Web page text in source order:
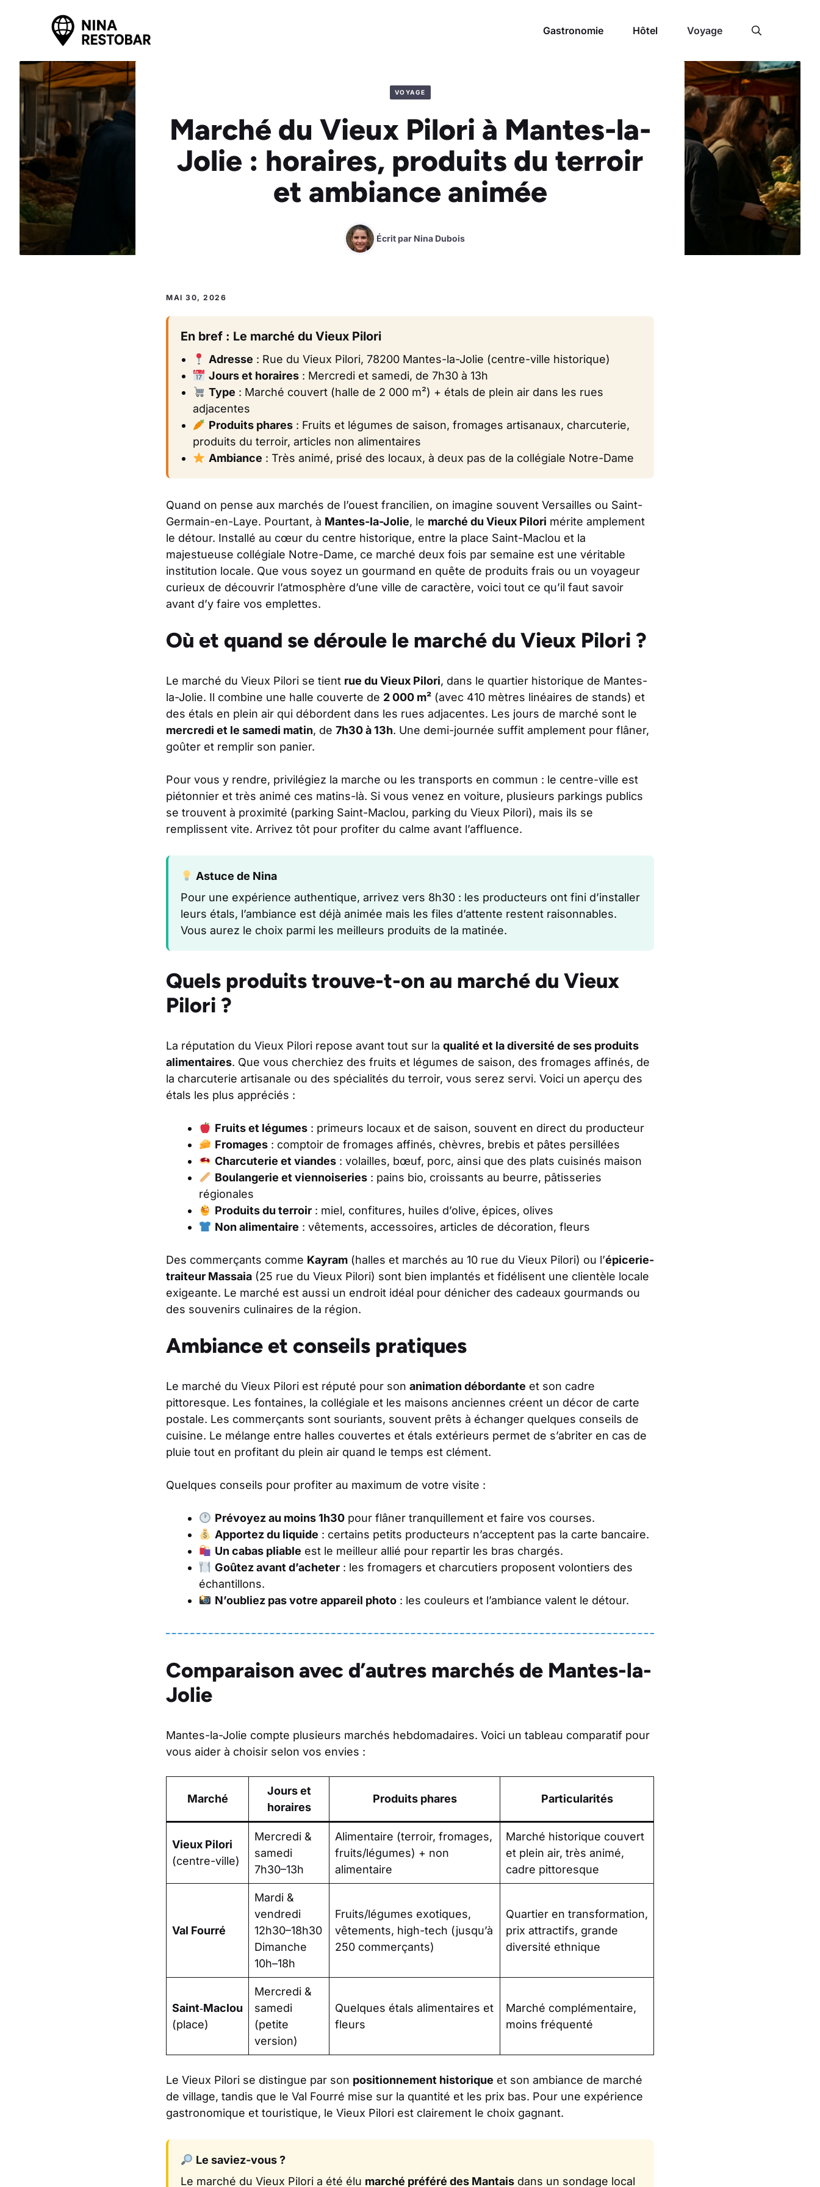
Gastronomie Hôtel Voyage
VOYAGE
Marché du Vieux Pilori à Mantes-la-
Jolie : horaires, produits du terroir
et ambiance animée
Écrit par Nina Dubois
MAI 30, 2026
En bref : Le marché du Vieux Pilori
Adresse : Rue du Vieux Pilori, 78200 Mantes-la-Jolie (centre-ville historique)
Jours et horaires: Mercredi et samedi, de 7h30 à 13h
Type : Marché couvert (halle de 2 000 m²) + étals de plein air dans les rues
adjacentes
Produits phares: Fruits et légumes de saison, fromages artisanaux, charcuterie,
produits du terroir, articles non alimentaires
Ambiance : Très animé, prisé des locaux, à deux pas de la collégiale Notre-Dame
Quand on pense aux marchés de l’ouest francilien, on imagine souvent Versailles ou Saint-
Germain-en-Laye. Pourtant, à Mantes-la-Jolie, le marché du Vieux Pilori mérite amplement
le détour. Installé au cœur du centre historique, entre la place Saint-Maclou et la
majestueuse collégiale Notre-Dame, ce marché deux fois par semaine est une véritable
institution locale. Que vous soyez un gourmand en quête de produits frais ou un voyageur
curieux de découvrir l’atmosphère d’une ville de caractère, voici tout ce qu’il faut savoir
avant d’y faire vos emplettes.
Où et quand se déroule le marché du Vieux Pilori ?
Le marché du Vieux Pilori se tient rue du Vieux Pilori, dans le quartier historique de Mantes-
la-Jolie. Il combine une halle couverte de 2 000 m² (avec 410 mètres linéaires de stands) et
des étals en plein air qui débordent dans les rues adjacentes. Les jours de marché sont le
mercredi et le samedi matin, de 7h30 à 13h. Une demi-journée suffit amplement pour flâner,
goûter et remplir son panier.
Pour vous y rendre, privilégiez la marche ou les transports en commun : le centre-ville est
piétonnier et très animé ces matins-là. Si vous venez en voiture, plusieurs parkings publics
se trouvent à proximité (parking Saint-Maclou, parking du Vieux Pilori), mais ils se
remplissent vite. Arrivez tôt pour profiter du calme avant l’affluence.
Astuce de Nina
Pour une expérience authentique, arrivez vers 8h30 : les producteurs ont fini d’installer
leurs étals, l’ambiance est déjà animée mais les files d’attente restent raisonnables.
Vous aurez le choix parmi les meilleurs produits de la matinée.
Quels produits trouve-t-on au marché du Vieux
Pilori ?
La réputation du Vieux Pilori repose avant tout sur la qualité et la diversité de ses produits
alimentaires. Que vous cherchiez des fruits et légumes de saison, des fromages affinés, de
la charcuterie artisanale ou des spécialités du terroir, vous serez servi. Voici un aperçu des
étals les plus appréciés :
Fruits et légumes: primeurs locaux et de saison, souvent en direct du producteur
Fromages: comptoir de fromages affinés, chèvres, brebis et pâtes persillées
Charcuterie et viandes: volailles, bœuf, porc, ainsi que des plats cuisinés maison
Boulangerie et viennoiseries: pains bio, croissants au beurre, pâtisseries
régionales
Produits du terroir: miel, confitures, huiles d’olive, épices, olives
Non alimentaire : vêtements, accessoires, articles de décoration, fleurs
Des commerçants comme Kayram (halles et marchés au 10 rue du Vieux Pilori) ou l’épicerie-
traiteur Massaia (25 rue du Vieux Pilori) sont bien implantés et fidélisent une clientèle locale
exigeante. Le marché est aussi un endroit idéal pour dénicher des cadeaux gourmands ou
des souvenirs culinaires de la région.
Ambiance et conseils pratiques
Le marché du Vieux Pilori est réputé pour son animation débordante et son cadre
pittoresque. Les fontaines, la collégiale et les maisons anciennes créent un décor de carte
postale. Les commerçants sont souriants, souvent prêts à échanger quelques conseils de
cuisine. Le mélange entre halles couvertes et étals extérieurs permet de s’abriter en cas de
pluie tout en profitant du plein air quand le temps est clément.
Quelques conseils pour profiter au maximum de votre visite :
Prévoyez au moins 1h30pour flâner tranquillement et faire vos courses.
Apportez du liquide : certains petits producteurs n’acceptent pas la carte bancaire.
Un cabas pliable est le meilleur allié pour repartir les bras chargés.
Goûtez avant d’acheter: les fromagers et charcutiers proposent volontiers des
échantillons.
N’oubliez pas votre appareil photo: les couleurs et l’ambiance valent le détour.
Comparaison avec d’autres marchés de Mantes-la-
Jolie
Mantes-la-Jolie compte plusieurs marchés hebdomadaires. Voici un tableau comparatif pour
vous aider à choisir selon vos envies :
Marché
Jours et
horaires
Produits phares Particularités
Vieux Pilori
(centre-ville)
Mercredi &
samedi
7h30–13h
Alimentaire (terroir, fromages,
fruits/légumes) + non
alimentaire
Marché historique couvert
et plein air, très animé,
cadre pittoresque
Val Fourré
Mardi &
vendredi
12h30–18h30
Dimanche
10h–18h
Fruits/légumes exotiques,
vêtements, high-tech (jusqu’à
250 commerçants)
Quartier en transformation,
prix attractifs, grande
diversité ethnique
Saint‑Maclou
(place)
Mercredi &
samedi
(petite
version)
Quelques étals alimentaires et
fleurs
Marché complémentaire,
moins fréquenté
Le Vieux Pilori se distingue par son positionnement historique et son ambiance de marché
de village, tandis que le Val Fourré mise sur la quantité et les prix bas. Pour une expérience
gastronomique et touristique, le Vieux Pilori est clairement le choix gagnant.
Le saviez-vous ?
Le marché du Vieux Pilori a été élu marché préféré des Mantais dans un sondage local